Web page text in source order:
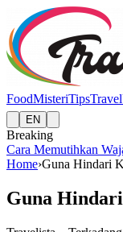
FoodMisteriTipsTravel
EN
Breaking
Cara Memutihkan
Home›Guna Hindari
Guna